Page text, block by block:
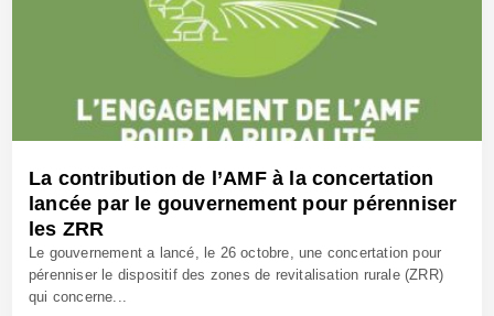
La contribution de l’AMF à la concertation
lancée par le gouvernement pour pérenniser
les ZRR
Le gouvernement a lancé, le 26 octobre, une concertation pour
pérenniser le dispositif des zones de revitalisation rurale (ZRR)
qui concerne...